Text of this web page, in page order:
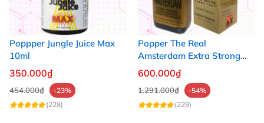
Poppper Jungle Juice Max
10ml
350.000₫
454.000₫
-23%
(228)
Popper The Real
Amsterdam Extra Strong
30ml
600.000₫
1.291.000₫
-54%
(229)